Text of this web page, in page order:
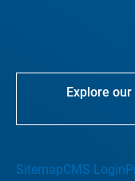
Explore
SitemapCMS Login